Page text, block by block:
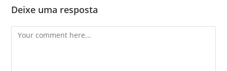
Deixe uma resposta
Comment